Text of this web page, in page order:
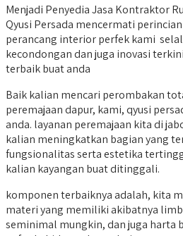
Menjadi Penyedia Jasa Kontraktor
Qyusi Persada mencermati
perancang interior perfek kami
kecondongan dan juga inovasi
terbaik buat anda
Baik kalian mencari perombakan
peremajaan dapur, kami, qyusi
anda. layanan peremajaan kita di
kalian meningkatkan bagian yang
fungsionalitas serta estetika
kalian kayangan buat ditinggali.
komponen terbaiknya adalah, kita
materi yang memiliki akibatnya
seminimal mungkin, dan juga harta